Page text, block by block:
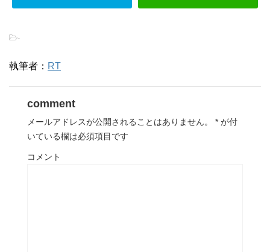
-
執筆者： RT
comment
メールアドレスが公開されることはありません。 * が付
いている欄は必須項目です
コメント